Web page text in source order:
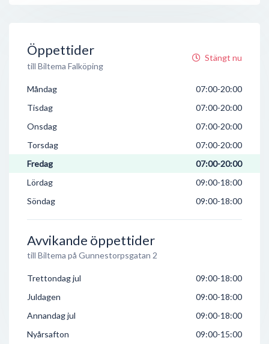
Öppettider
till Biltema Falköping
Stängt nu
Måndag
07:00-20:00
Tisdag
07:00-20:00
Onsdag
07:00-20:00
Torsdag
07:00-20:00
Fredag
07:00-20:00
Lördag
09:00-18:00
Söndag
09:00-18:00
Avvikande öppettider
till Biltema på Gunnestorpsgatan 2
Trettondag jul
09:00-18:00
Juldagen
09:00-18:00
Annandag jul
09:00-18:00
Nyårsafton
09:00-15:00